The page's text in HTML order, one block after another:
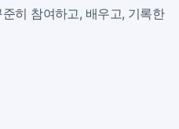
히 참여하고, 배우고, 기록한